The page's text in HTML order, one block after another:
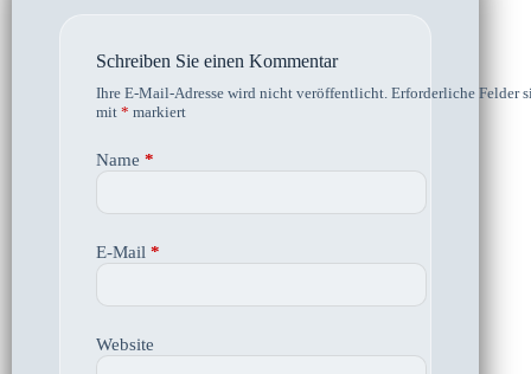
Schreiben Sie einen Kommentar
Ihre E-Mail-Adresse wird nicht veröffentlicht. Erforderliche Felder
mit * markiert
Name *
E-Mail *
Website